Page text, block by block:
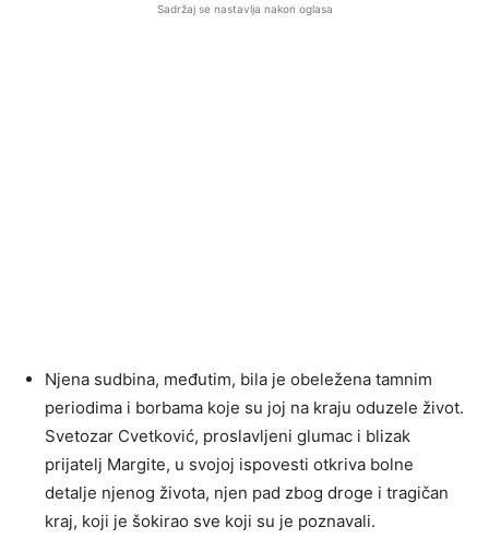
Sadržaj se nastavlja nakon oglasa
Njena sudbina, međutim, bila je obeležena tamnim
periodima i borbama koje su joj na kraju oduzele život.
Svetozar Cvetković, proslavljeni glumac i blizak
prijatelj Margite, u svojoj ispovesti otkriva bolne
detalje njenog života, njen pad zbog droge i tragičan
kraj, koji je šokirao sve koji su je poznavali.